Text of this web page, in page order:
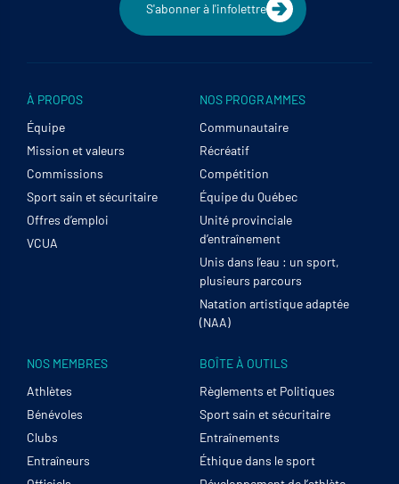
S'abonner à l'infolettre
À PROPOS
Équipe
Mission et valeurs
Commissions
Sport sain et sécuritaire
Offres d’emploi
VCUA
NOS PROGRAMMES
Communautaire
Récréatif
Compétition
Équipe du Québec
Unité provinciale
d’entraînement
Unis dans l’eau : un sport,
plusieurs parcours
Natation artistique adaptée
(NAA)
NOS MEMBRES
Athlètes
Bénévoles
Clubs
Entraîneurs
BOÎTE À OUTILS
Règlements et Politiques
Sport sain et sécuritaire
Entraînements
Éthique dans le sport